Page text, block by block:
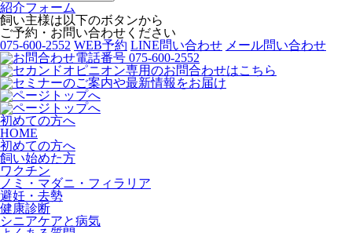
紹介フォーム
飼い主様は以下のボタンから
ご予約・お問い合わせください
075-600-2552 WEB予約 LINE問い合わせ メール問い合わせ
初めての方へ
HOME
初めての方へ
飼い始めた方
ワクチン
ノミ・マダニ・フィラリア
避妊・去勢
健康診断
シニアケアと病気